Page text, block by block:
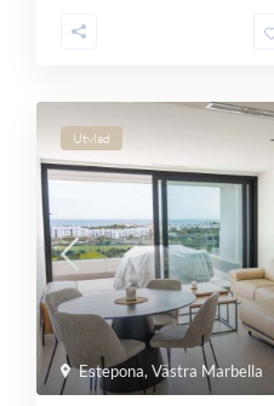
Estepona,Västra Marbella
Utvlad